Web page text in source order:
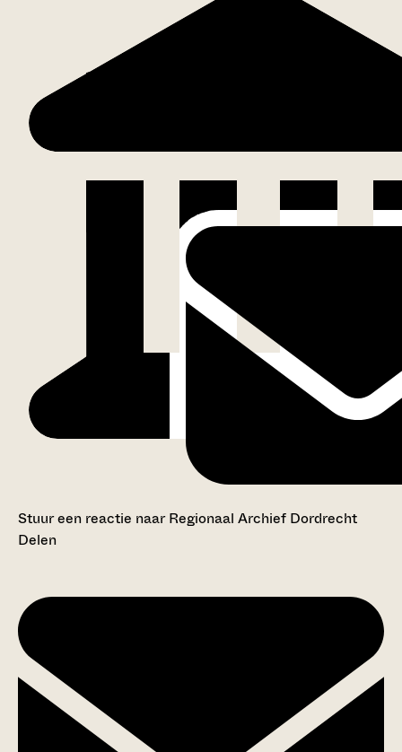
Stuur een reactie naar Regionaal Archief Dordrecht
Delen